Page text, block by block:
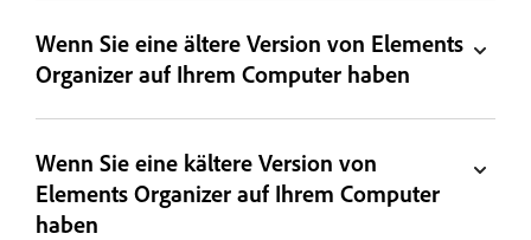
Wenn Sie eine ältere Version von Elements
Organizer auf Ihrem Computer haben
Wenn Sie eine kältere Version von
Elements Organizer auf Ihrem Computer
haben